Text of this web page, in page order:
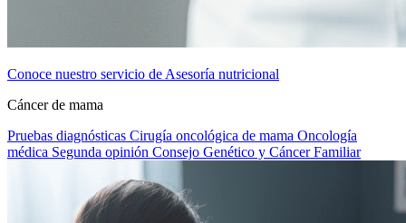
Conoce nuestro servicio de Asesoría nutricional
Cáncer de mama
Pruebas diagnósticas Cirugía oncológica de mama Oncología
médica Segunda opinión Consejo Genético y Cáncer Familiar